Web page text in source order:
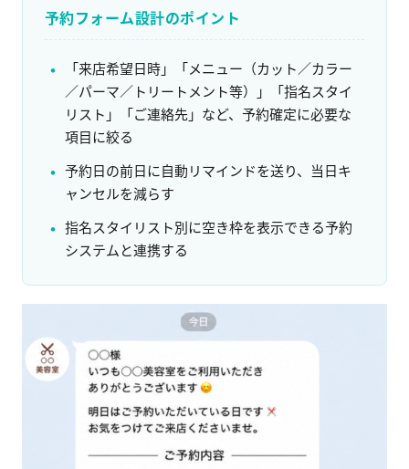
予約フォーム設計のポイント
「来店希望日時」「メニュー（カット／カラー
／パーマ／トリートメント等）」「指名スタイ
リスト」「ご連絡先」など、予約確定に必要な
項目に絞る
予約日の前日に自動リマインドを送り、当日キ
ャンセルを減らす
指名スタイリスト別に空き枠を表示できる予約
システムと連携する